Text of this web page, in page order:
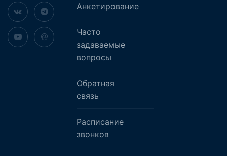
Анкетирование
Часто
задаваемые
вопросы
Обратная
связь
Расписание
звонков